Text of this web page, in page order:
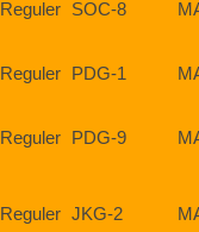
Reguler SOC-8
Reguler PDG-1
Reguler PDG-9
Reguler JKG-2